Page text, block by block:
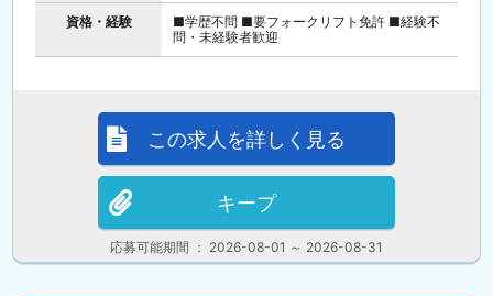
資格・経験
■学歴不問 ■要フォークリフト免許 ■経験不
問・未経験者歓迎
応募可能期間 ： 2026-08-01 ～ 2026-08-31
この求人を詳しく見る
キープ